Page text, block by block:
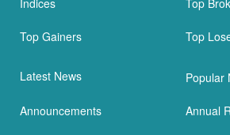
Indices Top
Top Gainers Top
Latest News Popular
Announcements Annual